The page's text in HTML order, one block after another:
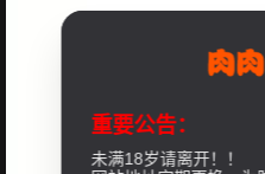
重要公告：
未满18岁请离开！！